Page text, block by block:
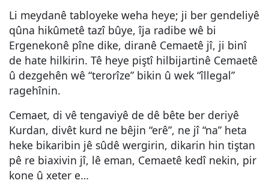
Li meydanê tabloyeke weha heye; ji ber gendeliyê
qûna hikûmetê tazî bûye, îja radibe wê bi
Ergenekonê pîne dike, diranê Cemaetê jî, ji binî
de hate hilkirin. Tê heye piştî hilbijartinê Cemaetê
û dezgehên wê “terorîze” bikin û wek “îllegal”
ragehînin.
Cemaet, di vê tengaviyê de dê bête ber deriyê
Kurdan, divêt kurd ne bêjin “erê”, ne jî “na” heta
heke bikaribin jê sûdê wergirin, dikarin hin tiştan
pê re biaxivin jî, lê eman, Cemaetê kedî nekin, pir
kone û xeter e…